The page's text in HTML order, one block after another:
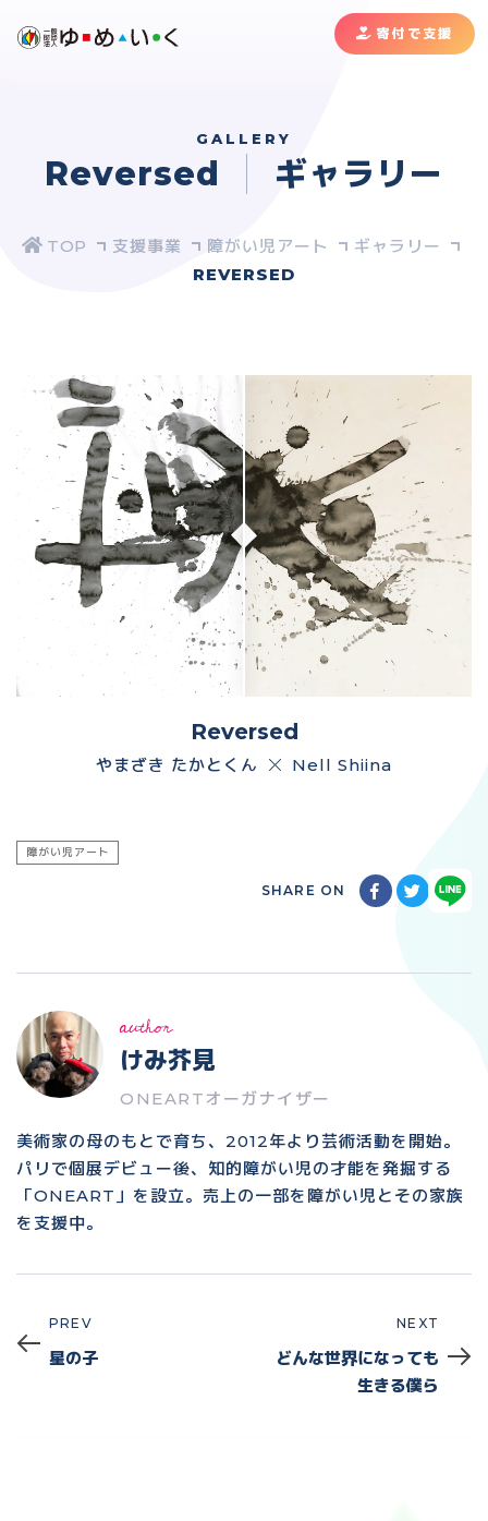
寄付で支援
GALLERY
Reversed ギャラリー
支援事業 障がい児アート
ギャラリー
REVERSED
Reversed
やまざき たかとくん Nell Shiina
障がい児アート
SHARE ON
author
けみ芥見
ONEARTオーガナイザー
美術家の母のもとで育ち、2012年より芸術活動を開始。
パリで個展デビュー後、知的障がい児の才能を発掘する
「ONEART」を設立。売上の一部を障がい児とその家族
を支援中。
Prev
PREV
星の子
NEXT
どんな世界になっても
生きる僕ら